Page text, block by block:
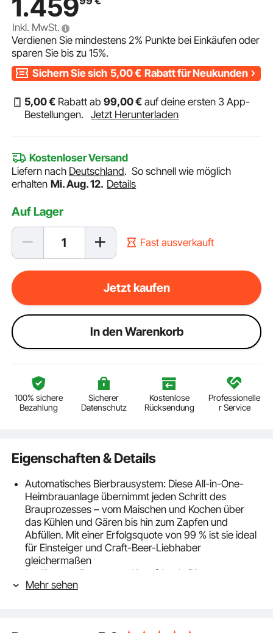
1.459
Inkl. MwSt.
Verdienen Sie mindestens2% Punkte bei Einkäufen oder
sparen Sie bis zu15%.
Sichern Sie sich 5,00€ Rabatt für Neukunden
5,00€ Rabatt ab99,00€ auf deine ersten 3 App-
Bestellungen.
Jetzt Herunterladen
Kostenloser Versand
Liefern nach Deutschland.So schnell wie möglich
erhalten Mi. Aug. 12. Details
Auf Lager
Fast ausverkauft
Jetzt kaufen
ln den Warenkorb
100% sichere
Bezahlung
Sicherer
Datenschutz
Kostenlose
Rücksendung
Professionelle
r Service
Eigenschaften & Details
Automatisches Bierbrausystem: Diese All-in-One-
Heimbrauanlage übernimmt jeden Schritt des
Brauprozesses – vom Maischen und Kochen über
das Kühlen und Gären bis hin zum Zapfen und
Abfüllen. Mit einer Erfolgsquote von 99 % ist sie ideal
für Einsteiger und Craft-Beer-Liebhaber
gleichermaßen
Intelligentes Brauen per Knopfdruck: Die
automatische Heimbraumaschine macht das
Mehr sehen